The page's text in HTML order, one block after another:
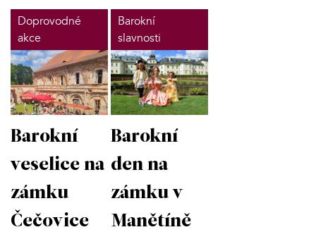
Doprovodné
akce
Barokní
veselice na
zámku
Čečovice
Barokní
slavnosti
Barokní
den na
zámku v
Manětíně